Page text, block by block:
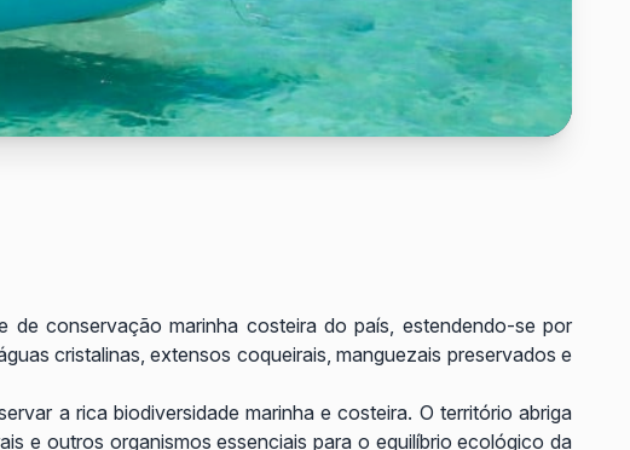
conservação marinha costeira do país, estendendo-se por
cristalinas, extensos coqueirais, manguezais preservados e
a rica biodiversidade marinha e costeira. O território abriga
e outros organismos essenciais para o equilíbrio ecológico da